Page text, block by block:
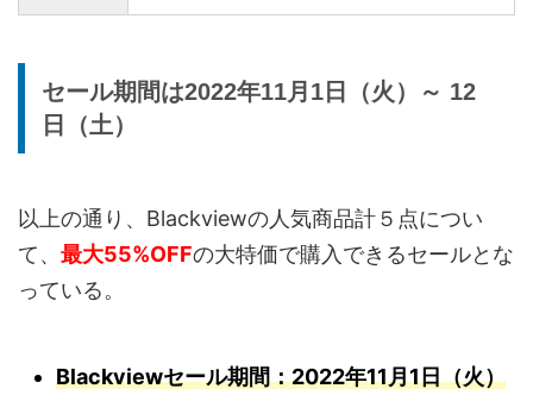
セール期間は2022年11月1日（火）～ 12
日（土）
以上の通り、Blackviewの人気商品計５点につい
て、 最大55%OFFの大特価で購入できるセールとな
っている。
Blackviewセール期間：2022年11月1日（火）